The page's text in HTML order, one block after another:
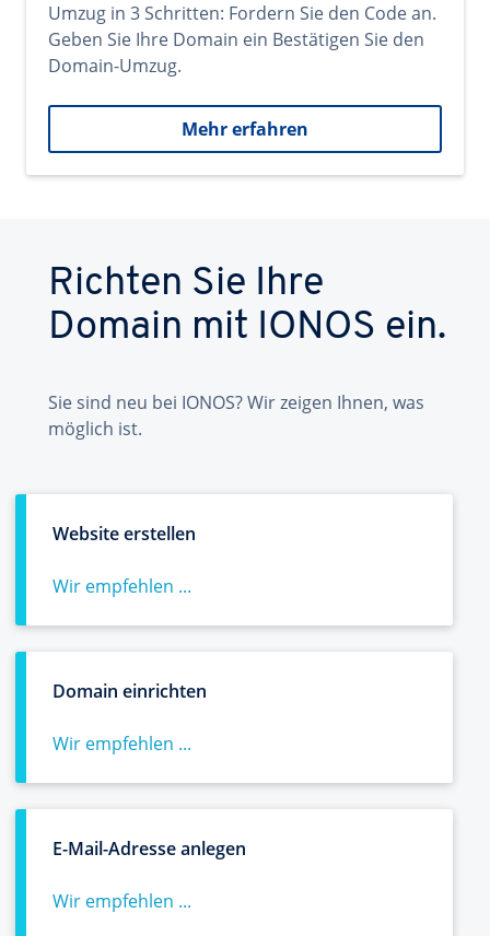
Umzug in 3 Schritten: Fordern Sie den Code an.
Geben Sie Ihre Domain ein Bestätigen Sie den
Domain-Umzug.
Mehr erfahren
Richten Sie Ihre
Domain mit IONOS ein.
Sie sind neu bei IONOS? Wir zeigen Ihnen, was
möglich ist.
Website erstellen
Wir empfehlen ...
Domain einrichten
Wir empfehlen ...
E-Mail-Adresse anlegen
Wir empfehlen ...